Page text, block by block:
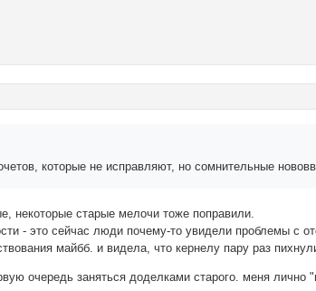
которые не исправляют, но сомнительные
некоторые старые мелочи тоже поправили.
- это сейчас люди почему-то увидели проблемы с
майбб. и видела, что кернелу пару раз
очередь заняться доделками старого. меня лично